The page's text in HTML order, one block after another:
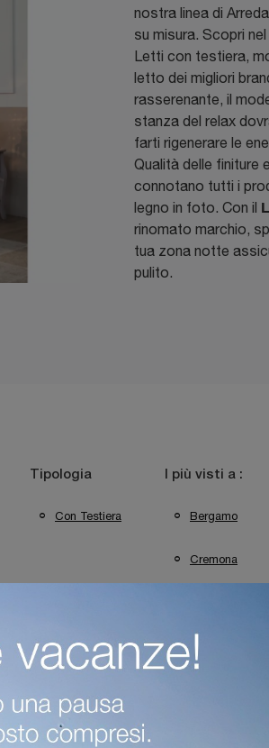
nostra linea di
su misura. Scopri
Letti con testiera,
letto dei migliori
rasserenante, il
stanza del relax
farti rigenerare le
Qualità delle finiture
connotano tutti i
legno in foto. Con il
rinomato marchio,
tua zona notte
pulito.
Tipologia
Con Testiera
I più visti a :
Bergamo
Cremona